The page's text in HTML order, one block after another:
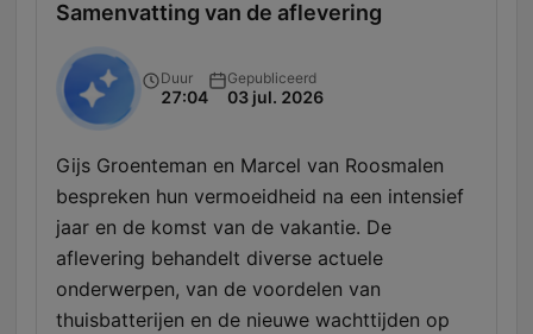
Samenvatting van de aflevering
Duur
27:04
Gepubliceerd
03 jul. 2026
Gijs Groenteman en Marcel van Roosmalen
bespreken hun vermoeidheid na een intensief
jaar en de komst van de vakantie. De
aflevering behandelt diverse actuele
onderwerpen, van de voordelen van
thuisbatterijen en de nieuwe wachttijden op